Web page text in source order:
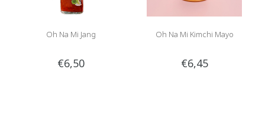
Oh Na Mi Jang
€6,50
Oh Na Mi Kimchi Mayo
€6,45